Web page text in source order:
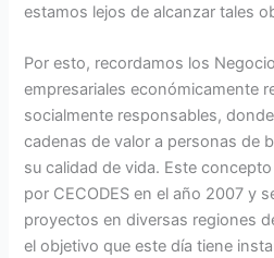
estamos lejos de alcanzar tales
Por esto, recordamos los
empresariales económicamente
socialmente responsables,
cadenas de valor a personas de
su calidad de vida. Este
por CECODES en el año 2007 y
proyectos en diversas regiones
el objetivo que este día tiene